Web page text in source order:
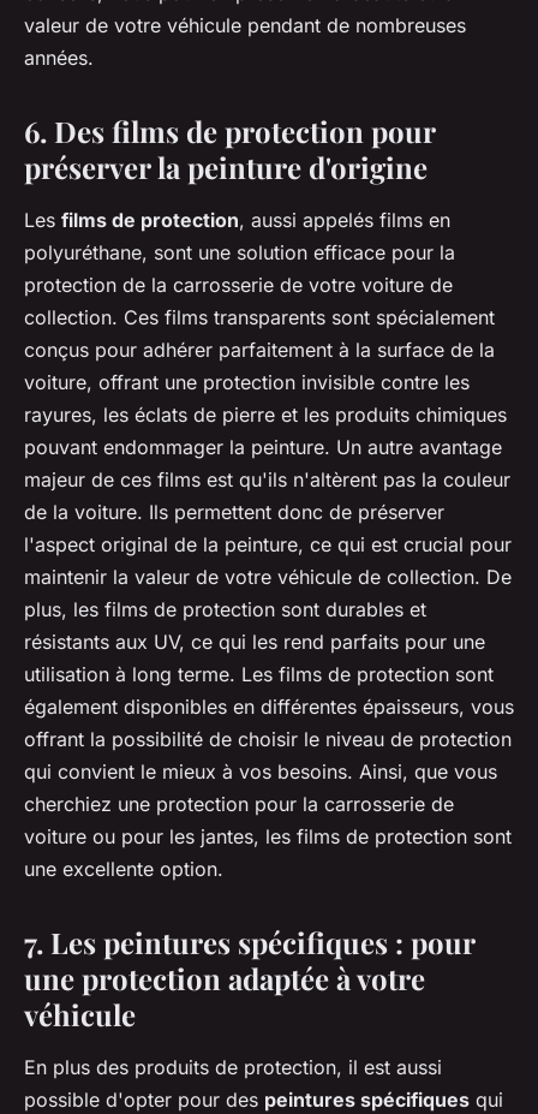
valeur de votre véhicule pendant de nombreuses
années.
6. Des films de protection pour
préserver la peinture d'origine
Les films de protection, aussi appelés films en
polyuréthane, sont une solution efficace pour la
protection de la carrosserie de votre voiture de
collection. Ces films transparents sont spécialement
conçus pour adhérer parfaitement à la surface de la
voiture, offrant une protection invisible contre les
rayures, les éclats de pierre et les produits chimiques
pouvant endommager la peinture. Un autre avantage
majeur de ces films est qu'ils n'altèrent pas la couleur
de la voiture. Ils permettent donc de préserver
l'aspect original de la peinture, ce qui est crucial pour
maintenir la valeur de votre véhicule de collection. De
plus, les films de protection sont durables et
résistants aux UV, ce qui les rend parfaits pour une
utilisation à long terme. Les films de protection sont
également disponibles en différentes épaisseurs, vous
offrant la possibilité de choisir le niveau de protection
qui convient le mieux à vos besoins. Ainsi, que vous
cherchiez une protection pour la carrosserie de
voiture ou pour les jantes, les films de protection sont
une excellente option.
7. Les peintures spécifiques : pour
une protection adaptée à votre
véhicule
En plus des produits de protection, il est aussi
possible d'opter pour des peintures spécifiques qui